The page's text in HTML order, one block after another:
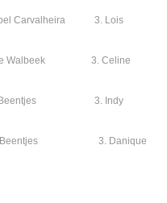
3. Lois
3. Celine
3. Indy
Fe Beentjes 3. Danique